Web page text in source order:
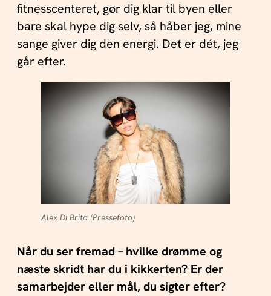
fitnesscenteret, gør dig klar til byen eller
bare skal hype dig selv, så håber jeg, mine
sange giver dig den energi. Det er dét, jeg
går efter.
Alex Di Brita (Pressefoto)
Når du ser fremad – hvilke drømme og
næste skridt har du i kikkerten? Er der
samarbejder eller mål, du sigter efter?